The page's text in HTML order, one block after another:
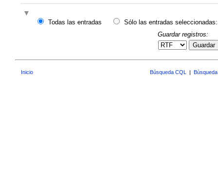
Todas las entradas
Sólo las entradas seleccionadas:
Guardar registros:
Guardar
Inicio Búsqueda CQL